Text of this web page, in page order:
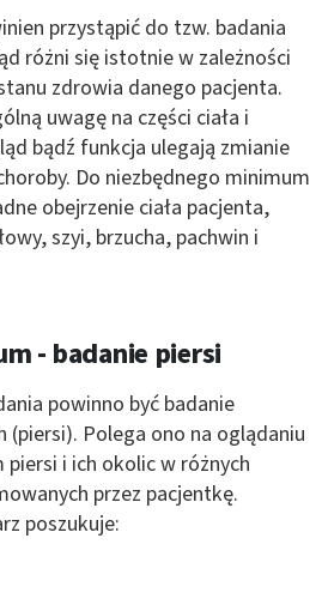
przystąpić do tzw. badania
różni się istotnie w zależności
zdrowia danego pacjenta.
uwagę na części ciała i
bądź funkcja ulegają zmianie
Do niezbędnego minimum
obejrzenie ciała pacjenta,
szyi, brzucha, pachwin i
- badanie piersi
powinno być badanie
(piersi). Polega ono na oglądaniu
piersi i ich okolic w różnych
przez pacjentkę.
poszukuje: